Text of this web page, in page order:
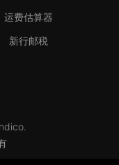
运费估算器
新行邮税